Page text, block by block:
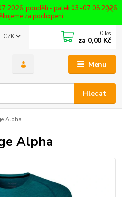
pondělí - pátek 03.-07.08.2026
za pochopení
Menu
CZK
Hledat
0 ks
za 0,00 Kč
Alpha
Alpha